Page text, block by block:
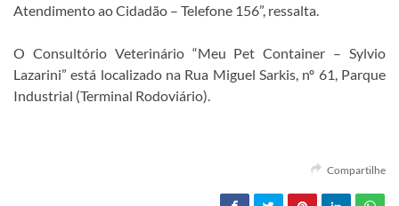
Atendimento ao Cidadão – Telefone 156”, ressalta.
O Consultório Veterinário “Meu Pet Container – Sylvio
Lazarini” está localizado na Rua Miguel Sarkis, nº 61, Parque
Industrial (Terminal Rodoviário).
Compartilhe